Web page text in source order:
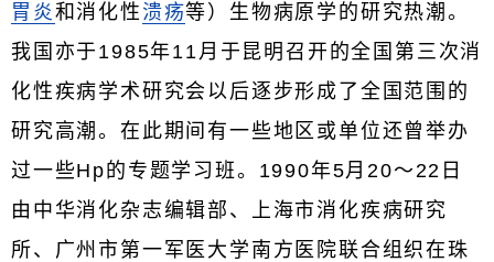
胃炎 和消化性 溃疡等）生物病原学的研究热潮。
我国亦于1985年11月于昆明召开的全国第三次消
化性疾病学术研究会以后逐步形成了全国范围的
研究高潮。在此期间有一些地区或单位还曾举办
过一些Hp的专题学习班。1990年5月20～22日
由中华消化杂志编辑部、上海市消化疾病研究
所、广州市第一军医大学南方医院联合组织在珠